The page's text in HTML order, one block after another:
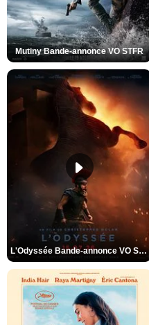
Mutiny Bande-annonce VO STFR
L'Odyssée Bande-annonce VO STFR